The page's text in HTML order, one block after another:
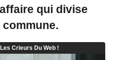
qui divise
commune.